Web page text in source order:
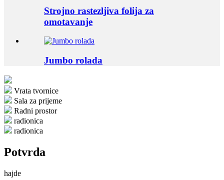
Strojno rastezljiva folija za
omotavanje
Jumbo rolada
Vrata tvornice
Sala za prijeme
Radni prostor
radionica
radionica
Potvrda
hajde